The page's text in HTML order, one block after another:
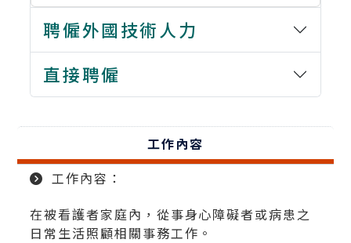
聘僱外國技術人力
直接聘僱
工作內容
工作內容：
在被看護者家庭內，從事身心障礙者或病患之
日常生活照顧相關事務工作。